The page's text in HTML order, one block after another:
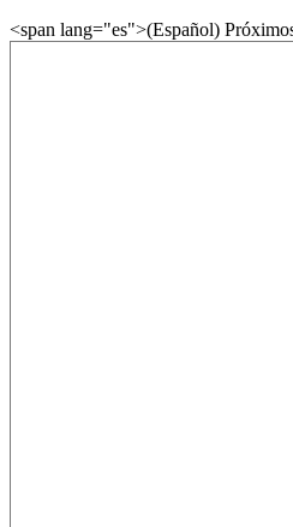
<span lang="es">(Español)